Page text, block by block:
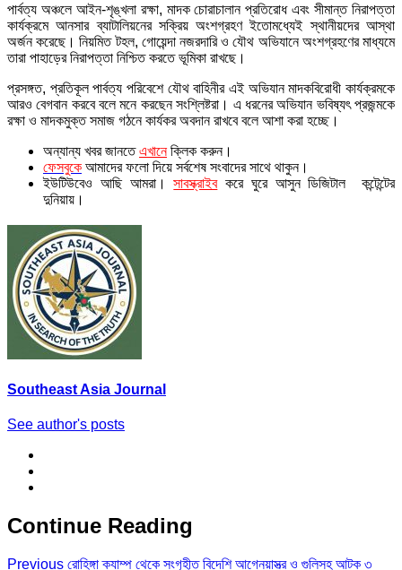
পার্বত্য অঞ্চলে আইন-শৃঙ্খলা রক্ষা, মাদক চোরাচালান প্রতিরোধ এবং সীমান্ত নিরাপত্তা
কার্যক্রমে আনসার ব্যাটালিয়নের সক্রিয় অংশগ্রহণ ইতোমধ্যেই স্থানীয়দের আস্থা
অর্জন করেছে। নিয়মিত টহল, গোয়েন্দা নজরদারি ও যৌথ অভিযানে অংশগ্রহণের মাধ্যমে
তারা পাহাড়ের নিরাপত্তা নিশ্চিত করতে ভূমিকা রাখছে।
প্রসঙ্গত, প্রতিকূল পার্বত্য পরিবেশে যৌথ বাহিনীর এই অভিযান মাদকবিরোধী কার্যক্রমকে
আরও বেগবান করবে বলে মনে করছেন সংশ্লিষ্টরা। এ ধরনের অভিযান ভবিষ্যৎ প্রজন্মকে
রক্ষা ও মাদকমুক্ত সমাজ গঠনে কার্যকর অবদান রাখবে বলে আশা করা হচ্ছে।
অন্যান্য খবর জানতে এখানে ক্লিক করুন।
ফেসবুকে আমাদের ফলো দিয়ে সর্বশেষ সংবাদের সাথে থাকুন।
ইউটিউবেও আছি আমরা।
সাবস্ক্রাইব করে ঘুরে আসুন ডিজিটাল কন্টেন্টের
দুনিয়ায়।
Southeast Asia Journal
See author's posts
Continue Reading
Previous রোহিঙ্গা ক্যাম্প থেকে সংগৃহীত বিদেশি আগ্নেয়াস্ত্র ও গুলিসহ আটক ৩